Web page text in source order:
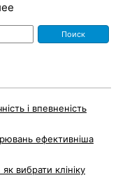
і впевненість
ефективніша
вибрати клініку